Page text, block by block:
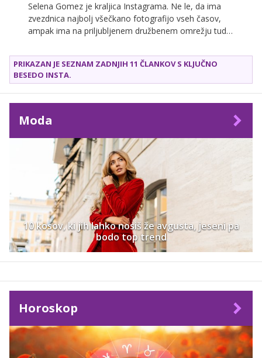
Selena Gomez je kraljica Instagrama. Ne le, da ima
zvezdnica najbolj všečkano fotografijo vseh časov,
ampak ima na priljubljenem družbenem omrežju tudi
objavo pa slavna pevka na bančni račun prejme pol
milijona evrov. In težko si je predstavljati, da obstaja
boljša oseba, na katero bi se lahko obrnili po nasvet,
kako Instagram čim bolje izkoristiti.
PRIKAZAN JE SEZNAM ZADNJIH 11 ČLANKOV S KLJUČNO
BESEDO INSTA.
Moda
10 kosov, ki jih lahko nosiš že avgusta, jeseni pa
bodo top trend
Horoskop